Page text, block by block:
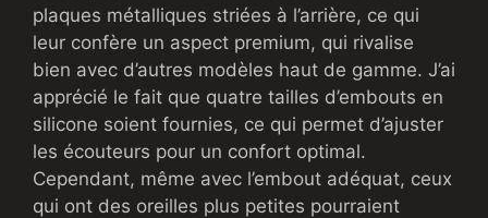
plaques métalliques striées à l’arrière, ce qui
leur confère un aspect premium, qui rivalise
bien avec d’autres modèles haut de gamme. J’ai
apprécié le fait que quatre tailles d’embouts en
silicone soient fournies, ce qui permet d’ajuster
les écouteurs pour un confort optimal.
Cependant, même avec l’embout adéquat, ceux
qui ont des oreilles plus petites pourraient